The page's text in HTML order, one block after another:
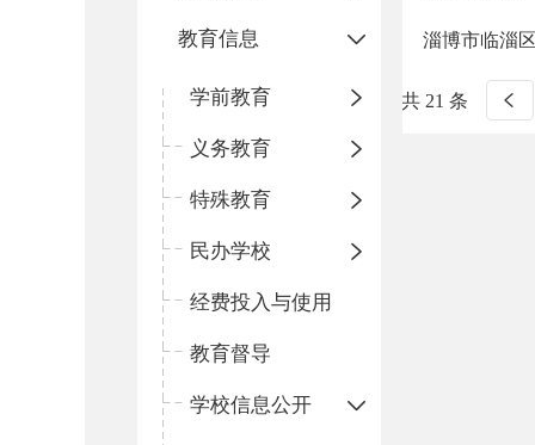
教育信息
学前教育
义务教育
特殊教育
民办学校
经费投入与使用
教育督导
学校信息公开
淄博市临淄
共 21 条